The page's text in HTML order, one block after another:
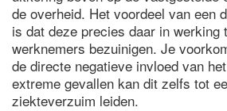
de overheid. Het voordeel van een
is dat deze precies daar in werking
werknemers bezuinigen. Je
de directe negatieve invloed van
extreme gevallen kan dit zelfs tot
ziekteverzuim leiden.